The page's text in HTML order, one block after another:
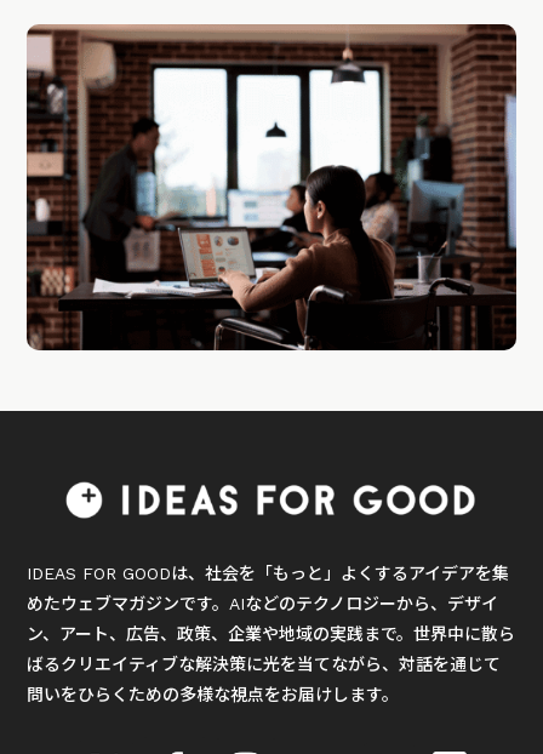
IDEAS FOR GOODは、社会を「もっと」よくするアイデアを集
めたウェブマガジンです。AIなどのテクノロジーから、デザイ
ン、アート、広告、政策、企業や地域の実践まで。世界中に散ら
ばるクリエイティブな解決策に光を当てながら、対話を通じて
問いをひらくための多様な視点をお届けします。